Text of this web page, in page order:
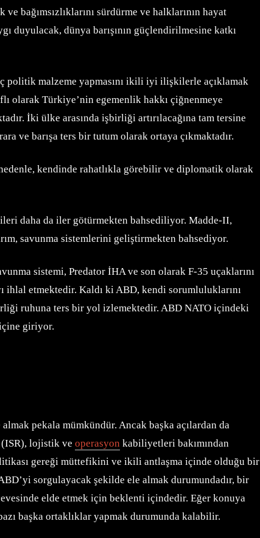
bağımsızlıklarını sürdürme ve halklarının hayat
duyulacak, dünya barışının güçlendirilmesine katkı
politik malzeme yapmasını ikili iyi ilişkilerle açıklamak
olarak Türkiye’nin egemenlik hakkı çiğnenmeye
İki ülke arasında işbirliği artırılacağına tam tersine
ve barışa ters bir tutum olarak ortaya çıkmaktadır.
kendinde rahatlıkla görebilir ve diplomatik olarak
daha da iler götürmekten bahsediliyor. Madde-II,
savunma sistemlerini geliştirmekten bahsediyor.
sistemi, Predator İHA ve son olarak F-35 uçaklarını
ihlal etmektedir. Kaldı ki ABD, kendi sorumluluklarını
ruhuna ters bir yol izlemektedir. ABD NATO içindeki
giriyor.
pekala mümkündür. Ancak başka açılardan da
lojistik ve operasyon kabiliyetleri bakımından
gereği müttefikini ve ikili antlaşma içinde olduğu bir
sorgulayacak şekilde ele almak durumundadır, bir
elde etmek için beklenti içindedir. Eğer konuya
başka ortaklıklar yapmak durumunda kalabilir.